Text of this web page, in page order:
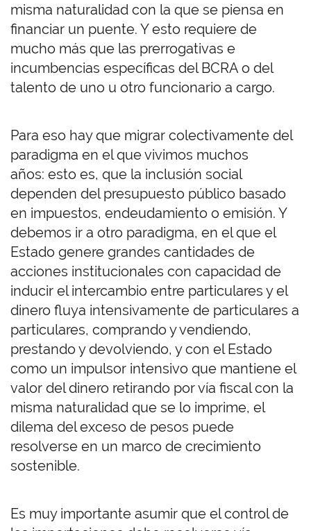
misma naturalidad con la que se piensa en
financiar un puente. Y esto requiere de
mucho más que las prerrogativas e
incumbencias específicas del BCRA o del
talento de uno u otro funcionario a cargo.
Para eso hay que migrar colectivamente del
paradigma en el que vivimos muchos
años: esto es, que la inclusión social
dependen del presupuesto público basado
en impuestos, endeudamiento o emisión. Y
debemos ir a otro paradigma, en el que el
Estado genere grandes cantidades de
acciones institucionales con capacidad de
inducir el intercambio entre particulares y el
dinero fluya intensivamente de particulares a
particulares, comprando y vendiendo,
prestando y devolviendo, y con el Estado
como un impulsor intensivo que mantiene el
valor del dinero retirando por vía fiscal con la
misma naturalidad que se lo imprime, el
dilema del exceso de pesos puede
resolverse en un marco de crecimiento
sostenible.
Es muy importante asumir que el control de